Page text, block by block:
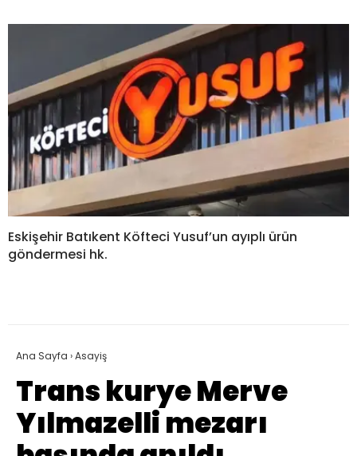
Eskişehir Batıkent Köfteci Yusuf’un ayıplı ürün
göndermesi hk.
Ana Sayfa ›Asayiş
Trans kurye Merve
Yılmazelli mezarı